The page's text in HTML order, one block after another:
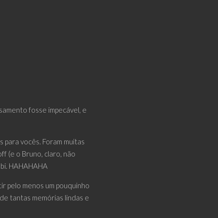
fosse impecável, e
vocês. Foram muitas
(e o Bruno, claro, não
HAHAHAHA
pelo menos um pouquinho
tantas memórias lindas e